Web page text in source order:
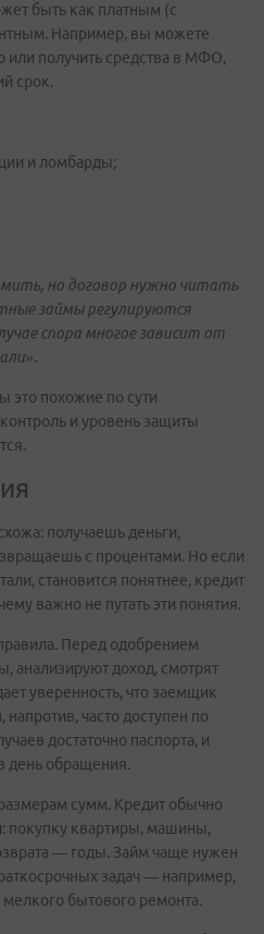
быть как платным (с
Например, вы можете
или получить средства в МФО,
срок.
и ломбарды;
но договор нужно читать
займы регулируются
спора многое зависит от
это похожие по сути
и уровень защиты
получаешь деньги,
с процентами. Но если
становится понятнее, кредит
важно не путать эти понятия.
Перед одобрением
анализируют доход, смотрят
уверенность, что заемщик
часто доступен по
достаточно паспорта, и
день обращения.
сумм. Кредит обычно
покупку квартиры, машины,
— годы. Займ чаще нужен
задач — например,
бытового ремонта.